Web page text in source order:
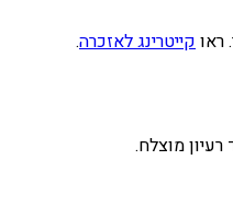
ראוקייטרינג לאזכרה.
מוצלח.